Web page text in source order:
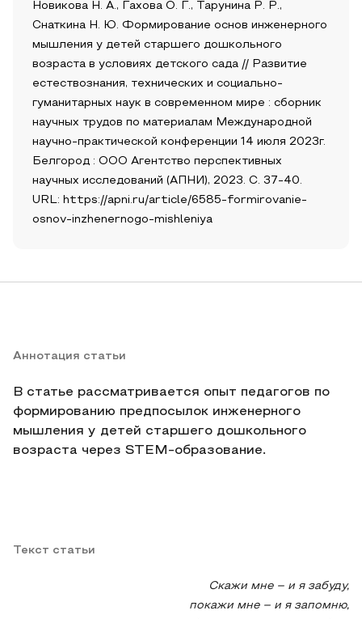
Новикова Н. А., Гахова О. Г., Тарунина Р. Р.,
Снаткина Н. Ю. Формирование основ инженерного
мышления у детей старшего дошкольного
возраста в условиях детского сада // Развитие
естествознания, технических и социально-
гуманитарных наук в современном мире : сборник
научных трудов по материалам Международной
научно-практической конференции 14 июля 2023г.
Белгород : ООО Агентство перспективных
научных исследований (АПНИ), 2023. С. 37-40.
URL: https://apni.ru/article/6585-formirovanie-
osnov-inzhenernogo-mishleniya
Аннотация статьи
В статье рассматривается опыт педагогов по
формированию предпосылок инженерного
мышления у детей старшего дошкольного
возраста через STEM-образование.
Текст статьи
Скажи мне – и я забуду,
покажи мне – и я запомню,